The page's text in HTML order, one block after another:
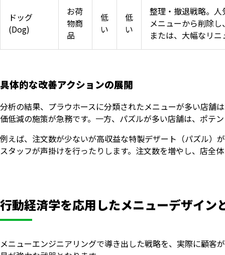
ドッグ
(Dog)
お荷
物商
品
低
い
低
い
整理・撤退戦略。
メニューから削除
または、大幅なリ
具体的な改善アクションの展開
分析の結果、プラウホースに分類されたメニューが多い店舗
価低減の施策が急務です。一方、パズルが多い店舗は、ポテ
例えば、注文数が少ないが高収益な特製デザート（パズル）
スタッフが声掛けを行ったりします。注文数を増やし、店全
行動経済学を応用したメニューデザイン
メニューエンジニアリングで導き出した戦略を、実際に顧客